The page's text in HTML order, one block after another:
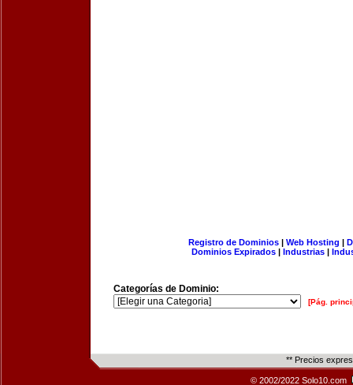
Registro de Dominios| Web Hosting |
Dominios Expirados | Industrias |
Categorías de Dominio:
[Pág.
** Precios
© 2002/2022 Solo10.com